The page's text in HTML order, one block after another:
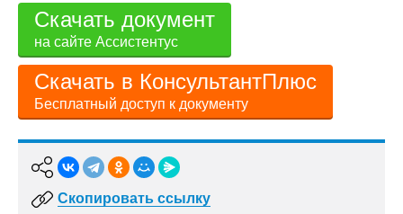
Скачать документ
на сайте Ассистентус
Скачать в КонсультантПлюс
Бесплатный доступ к документу
Скопировать ссылку